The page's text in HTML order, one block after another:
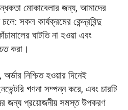
মোকাবেলার জন্য, আমাদের
সকল কার্যক্রমের কেন্দ্রবিন্দু
ঘাটতি না হওয়া এবং
করা।
নিশ্চিত হওয়ার দিনেই
গণনা সম্পন্ন করে, এবং চারটি
জন্য প্রয়োজনীয় সমস্ত উপকরণ